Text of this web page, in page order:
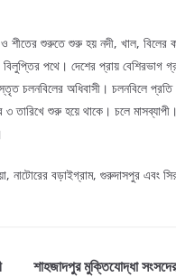
শুরুতে শুরু হয় নদী, খাল, বিলের
পথে। দেশের প্রায় বেশিরভাগ
চলনবিলের অধিবাসী। চলনবিলে
তারিখে শুরু হয়ে থাকে। চলে
বড়াইগ্রাম, গুরুদাসপুর এবং
শাহজাদপুর মুক্তিযোদ্ধা